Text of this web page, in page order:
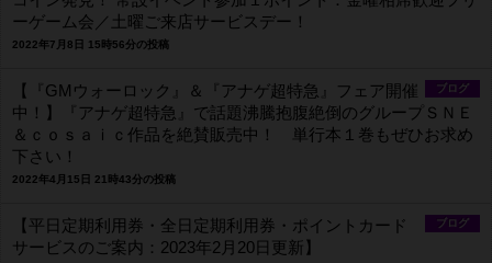
ーゲーム会／土曜ご来店サービスデー！
2022年7月8日 15時56分の投稿
ブログ
【『GMウォーロック』＆『アナゲ超特急』フェア開催
中！】『アナゲ超特急』で話題沸騰抱腹絶倒のグループＳＮＥ
＆ｃｏｓａｉｃ作品を絶賛販売中！ 単行本１巻もぜひお求め
下さい！
2022年4月15日 21時43分の投稿
ブログ
【平日定期利用券・全日定期利用券・ポイントカード
サービスのご案内：2023年2月20日更新】